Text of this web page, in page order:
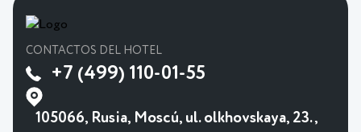
CONTACTOS DEL HOTEL
+7 (499) 110-01-55
105066, Rusia, Moscú, ul. olkhovskaya, 23.,